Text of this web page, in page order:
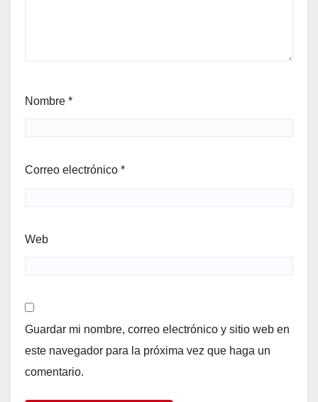
Nombre *
Correo electrónico *
Web
Guardar mi nombre, correo electrónico y sitio web en
este navegador para la próxima vez que haga un
comentario.